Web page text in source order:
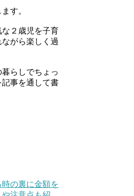
す。
２歳児を子育
がら楽しく過
らしでちょっ
事を通して書
の裏に金額を